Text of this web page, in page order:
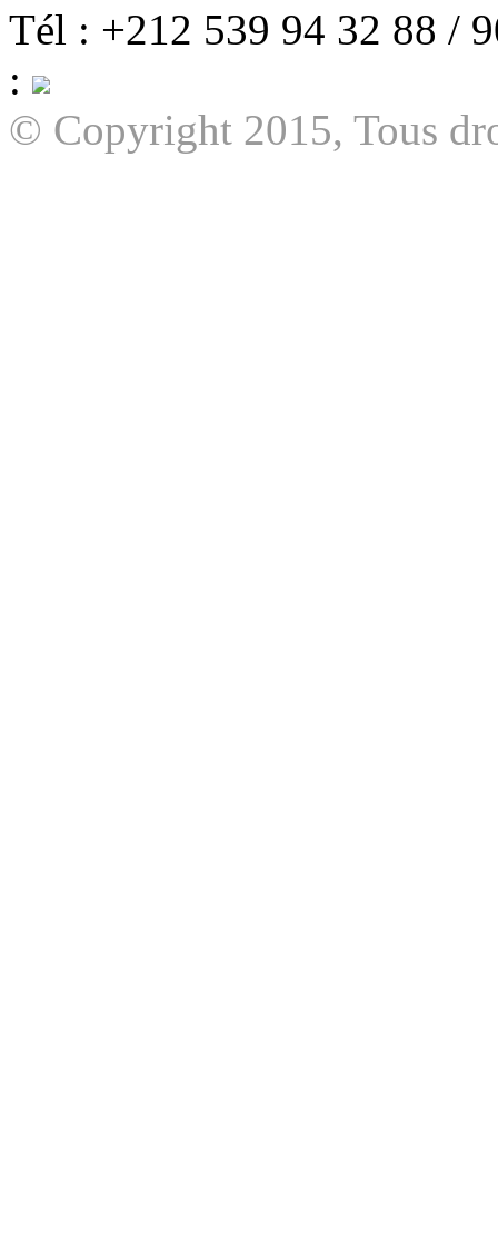
Tél : +212 539 94 32 88 /
:
© Copyright 2015, Tous